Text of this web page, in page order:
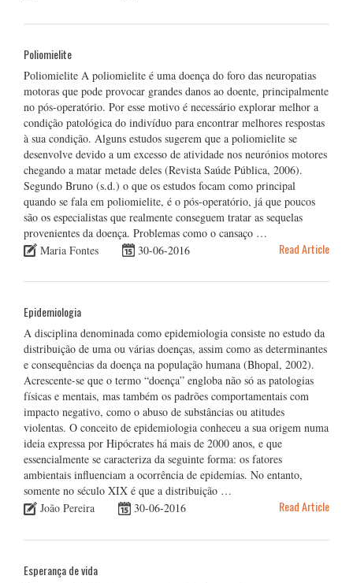
Poliomielite
­­­Poliomielite A poliomielite é uma doença do foro das neuropatias
motoras que pode provocar grandes danos ao doente, principalmente
no pós-operatório. Por esse motivo é necessário explorar melhor a
condição patológica do indivíduo para encontrar melhores respostas
à sua condição. Alguns estudos sugerem que a poliomielite se
desenvolve devido a um excesso de atividade nos neurónios motores
chegando a matar metade deles (Revista Saúde Pública, 2006).
Segundo Bruno (s.d.) o que os estudos focam como principal
quando se fala em poliomielite, é o pós-operatório, já que poucos
são os especialistas que realmente conseguem tratar as sequelas
provenientes da doença. Problemas como o cansaço …
Maria Fontes
30-06-2016 Read Article
Epidemiologia
A disciplina denominada como epidemiologia consiste no estudo da
distribuição de uma ou várias doenças, assim como as determinantes
e consequências da doença na população humana (Bhopal, 2002).
Acrescente-se que o termo “doença” engloba não só as patologias
físicas e mentais, mas também os padrões comportamentais com
impacto negativo, como o abuso de substâncias ou atitudes
violentas. O conceito de epidemiologia conheceu a sua origem numa
ideia expressa por Hipócrates há mais de 2000 anos, e que
essencialmente se caracteriza da seguinte forma: os fatores
ambientais influenciam a ocorrência de epidemias. No entanto,
somente no século XIX é que a distribuição …
João Pereira
30-06-2016 Read Article
Esperança de vida